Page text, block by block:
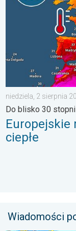
niedziela, 2 sierpnia
Do blisko 30 stopni
Europejskie
ciepłe
Wiadomości